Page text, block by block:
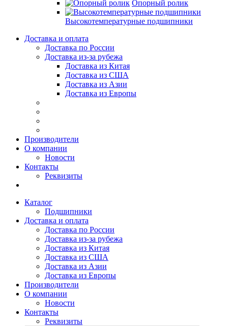
Опорный ролик
Высокотемпературные подшипники
Доставка и оплата
Доставка по России
Доставка из-за рубежа
Доставка из Китая
Доставка из США
Доставка из Азии
Доставка из Европы
Производители
О компании
Новости
Контакты
Реквизиты
Каталог
Подшипники
Доставка и оплата
Доставка по России
Доставка из-за рубежа
Доставка из Китая
Доставка из США
Доставка из Азии
Доставка из Европы
Производители
О компании
Новости
Контакты
Реквизиты